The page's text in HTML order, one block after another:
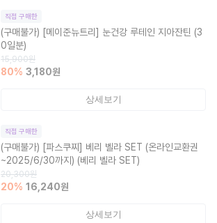
직접 구매한
(구매불가) [메이준뉴트리] 눈건강 루테인 지아잔틴 (3
0일분)
15,900원
80% 3,180원
상세보기
직접 구매한
(구매불가) [파스쿠찌] 베리 벨라 SET (온라인교환권
~2025/6/30까지) (베리 벨라 SET)
20,300원
20% 16,240원
상세보기